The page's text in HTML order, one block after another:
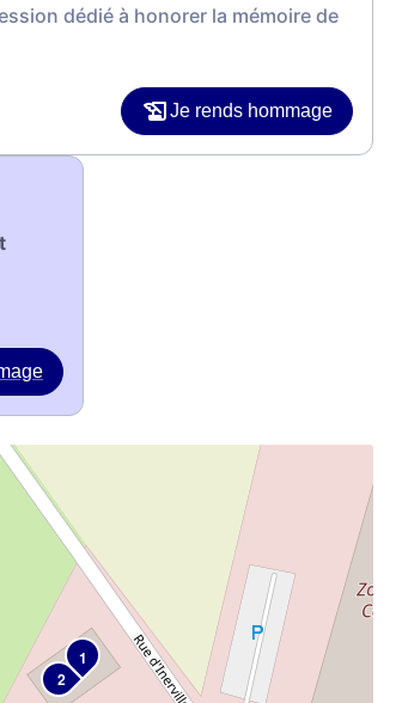
dédié à honorer la mémoire de
Je rends hommage
1
2